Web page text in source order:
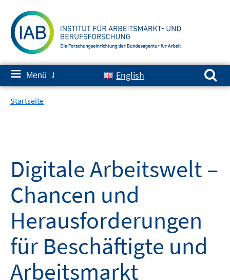
zum
Inhalt
≡ Menü ✘ English
Suchen nach:
Startseite
Digitale Arbeitswelt –
Chancen und
Herausforderungen
für Beschäftigte und
Arbeitsmarkt